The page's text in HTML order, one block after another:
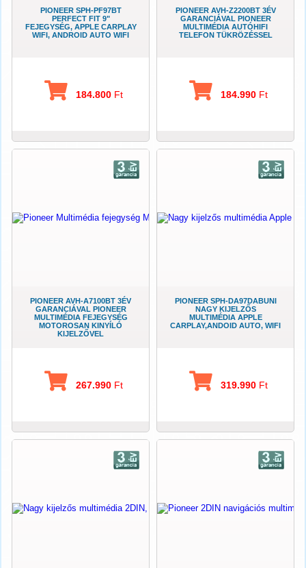
PIONEER SPH-PF97BT
PERFECT FIT 9"
FEJEGYSÉG, APPLE CARPLAY
WIFI, ANDROID AUTO WIFI
184.800 Ft
PIONEER AVH-Z2200BT 3ÉV
GARANCIÁVAL PIONEER
MULTIMÉDIA AUTÓHIFI
TELEFON TÜKRÖZÉSSEL
184.990 Ft
PIONEER AVH-A7100BT 3ÉV
GARANCIÁVAL PIONEER
MULTIMÉDIA FEJEGYSÉG
MOTOROSAN KINYÍLÓ
KIJELZŐVEL
267.990 Ft
PIONEER SPH-DA97DABUNI
NAGY KIJELZŐS
MULTIMÉDIA APPLE
CARPLAY,ANDOID AUTO, WIFI
319.990 Ft